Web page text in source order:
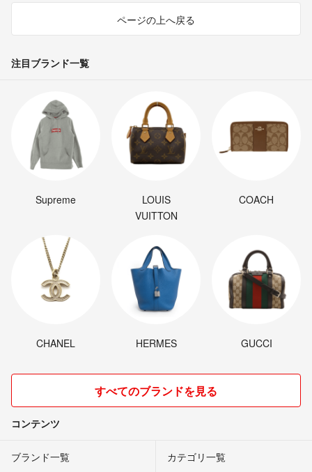
ページの上へ戻る
注目ブランド一覧
Supreme
LOUIS
VUITTON
COACH
CHANEL HERMES GUCCI
すべてのブランドを見る
コンテンツ
ブランド一覧 カテゴリ一覧